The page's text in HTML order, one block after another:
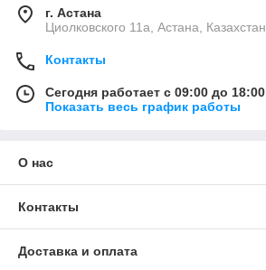
г. Астана
Циолковского 11а, Астана, Казахстан
Контакты
Сегодня работает с 09:00 до 18:00
Показать весь график работы
О нас
Контакты
Доставка и оплата